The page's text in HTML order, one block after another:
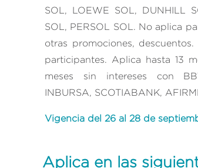
SOL, LOEWE SOL, DUNHILL
SOL, PERSOL SOL. No aplica
otras promociones,
participantes. Aplica hasta 13
meses sin intereses con
INBURSA, SCOTIABANK,
Vigencia del 26 al 28 de
Aplica en las